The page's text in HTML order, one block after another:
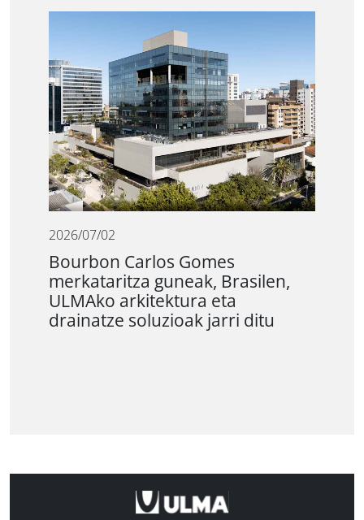
2026/07/02
Bourbon Carlos Gomes
merkataritza guneak, Brasilen,
ULMAko arkitektura eta
drainatze soluzioak jarri ditu